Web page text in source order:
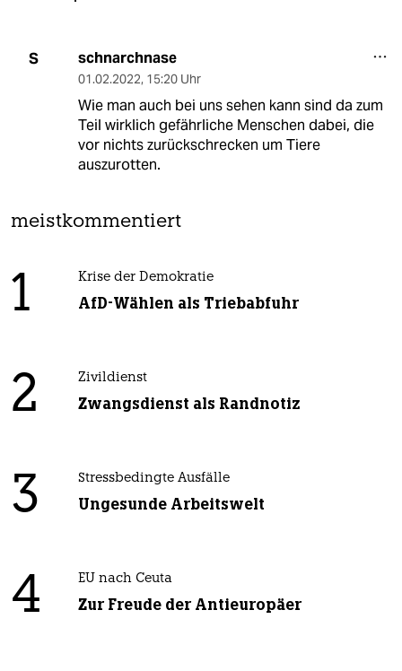
S schnarchnase
01.02.2022, 15:20 Uhr
Wie man auch bei uns sehen kann sind da zum
Teil wirklich gefährliche Menschen dabei, die
vor nichts zurückschrecken um Tiere
auszurotten.
meistkommentiert
1 Krise der Demokratie
AfD-Wählen als Triebabfuhr
2 Zivildienst
Zwangsdienst als Randnotiz
3 Stressbedingte Ausfälle
Ungesunde Arbeitswelt
4 EU nach Ceuta
Zur Freude der Antieuropäer